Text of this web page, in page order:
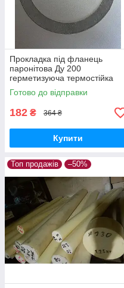
Прокладка під фланець
паронітова Ду 200
герметизуюча термостійка
прокладка ущільнювач для
трубопроводів
Готово до відправки
182 ₴ 364 ₴
Купити
Топ продажів –50%